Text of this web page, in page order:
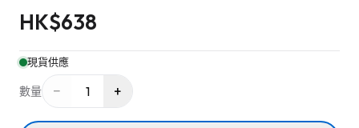
HK$638
現貨供應
數量 − 1 +